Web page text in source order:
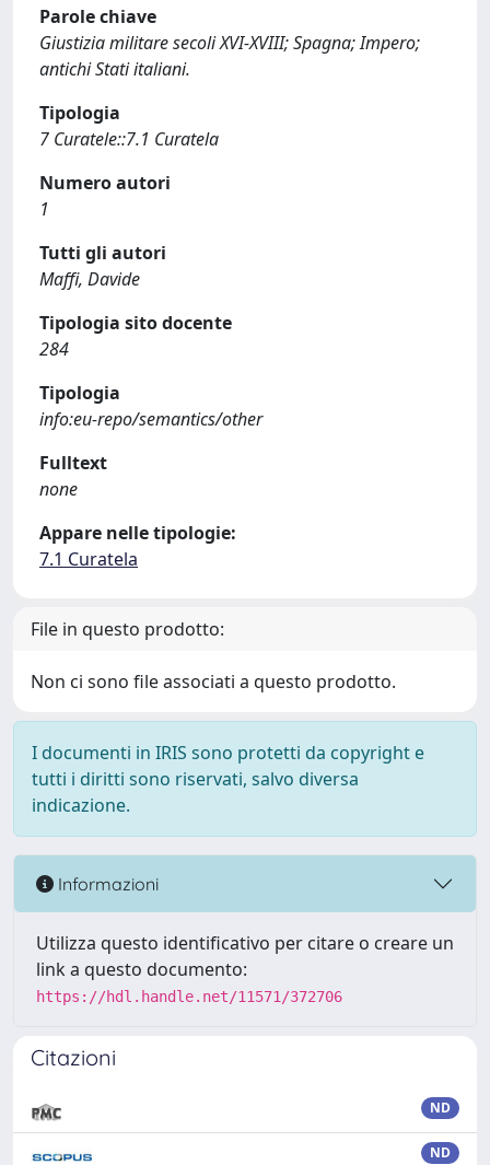
Parole chiave
Giustizia militare secoli XVI-XVIII; Spagna; Impero;
antichi Stati italiani.
Tipologia
7 Curatele::7.1 Curatela
Numero autori
1
Tutti gli autori
Maffi, Davide
Tipologia sito docente
284
Tipologia
info:eu-repo/semantics/other
Fulltext
none
Appare nelle tipologie:
7.1 Curatela
File in questo prodotto:
Non ci sono file associati a questo prodotto.
I documenti in IRIS sono protetti da copyright e
tutti i diritti sono riservati, salvo diversa
indicazione.
Informazioni
Utilizza questo identificativo per citare o creare un
link a questo documento:
https://hdl.handle.net/11571/372706
Citazioni
ND
ND